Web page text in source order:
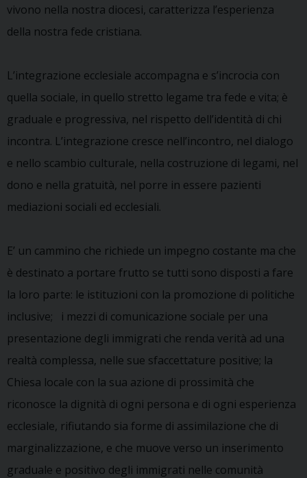
vivono nella nostra diocesi, caratterizza l’esperienza
della nostra fede cristiana.
L’integrazione ecclesiale accompagna e s’incrocia con
quella sociale, in quello stretto legame tra fede e vita; è
graduale e progressiva, nel rispetto dell’identità di chi
incontra. L’integrazione cresce nell’incontro, nel dialogo
e nello scambio culturale, nella costruzione di legami, nel
dono e nella gratuità, nel porre in essere pazienti
mediazioni sociali ed ecclesiali.
E’ un cammino che richiede un impegno costante ma che
è destinato a portare frutto se tutti sono disposti a fare
la loro parte: le istituzioni con la promozione di politiche
inclusive; i mezzi di comunicazione sociale per una
presentazione degli immigrati che renda verità ad una
realtà complessa, nelle sue sfaccettature positive; la
Chiesa locale con la sua azione di prossimità che
riconosce la dignità di ogni persona e di ogni esperienza
ecclesiale, rifiutando sia forme di assimilazione che di
marginalizzazione, e che muove verso un inserimento
graduale e positivo degli immigrati nelle comunità